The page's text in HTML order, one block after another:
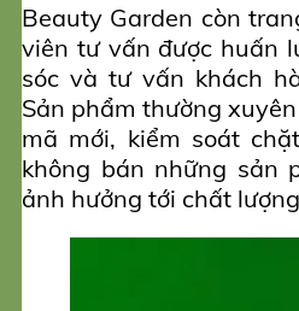
Beauty Garden còn
viên tư vấn được huấn
sóc và tư vấn khách
Sản phẩm thường
mã mới, kiểm soát
không bán những sản
ảnh hưởng tới chất